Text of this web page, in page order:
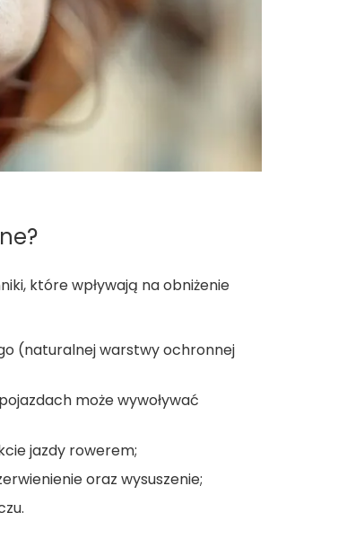
które wpływają na obniżenie
(naturalnej warstwy ochronnej
może wywoływać
jazdy rowerem;
oraz wysuszenie;